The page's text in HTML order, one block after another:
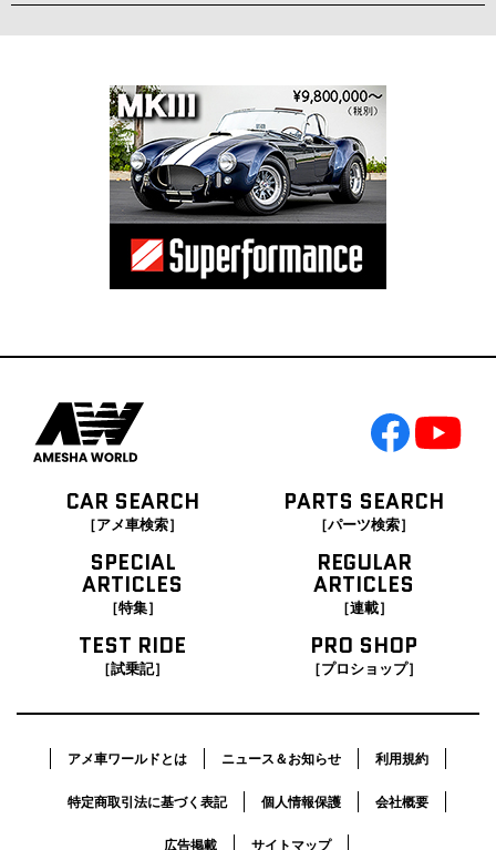
CAR SEARCH
［アメ車検索］
PARTS SEARCH
［パーツ検索］
SPECIAL
ARTICLES
［特集］
REGULAR
ARTICLES
［連載］
TEST RIDE
［試乗記］
PRO SHOP
［プロショップ］
アメ車ワールドとは ニュース＆お知らせ 利用規約
特定商取引法に基づく表記 個人情報保護 会社概要
広告掲載 サイトマップ